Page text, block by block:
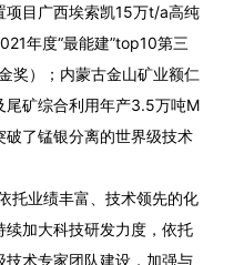
项目广西埃索凯15万t/a高纯
年度“最能建”top10第三
奖）；内蒙古金山矿业额仁
尾矿综合利用年产3.5万吨M
破了锰银分离的世界级技术
托业绩丰富、技术领先的化
续加大科技研发力度，依托
技术专家团队建设，加强与